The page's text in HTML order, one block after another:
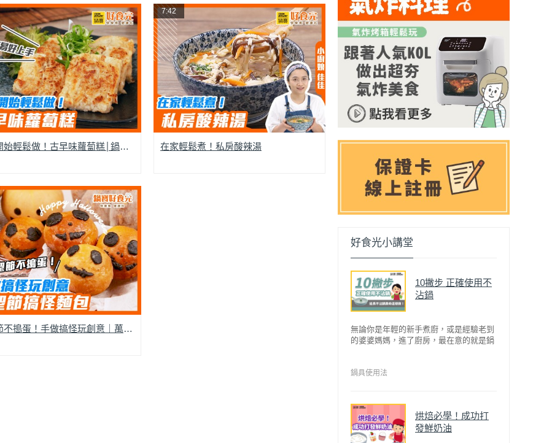
從零開始輕鬆做！古早味蘿蔔糕│鍋寶好食光
7:42
在家輕鬆煮！私房酸辣湯
萬聖節不搗蛋！手做搞怪玩創意｜萬聖節搞怪麵包
好食光小講堂
10撇步 正確使用不
沾鍋
無論你是年輕的新手煮廚，或是經驗老到
的婆婆媽媽，進了廚房，最在意的就是鍋
的問題後，就深受普羅大眾的喜愛，而鍋
金鑽不沾系列的鍋具，更年年穩居銷售排
行榜的前幾名。然而如何用得正確、用得
久，本文歸納出10點小撇步，立馬告訴
您！
鍋具使用法
烘焙必學！成功打
發鮮奶油